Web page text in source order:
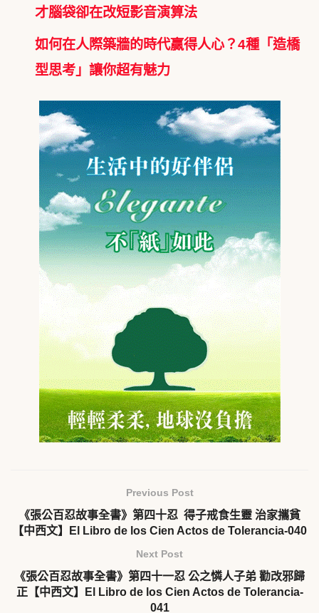
才腦袋卻在改短影音演算法
如何在人際築牆的時代贏得人心？4種「造橋
型思考」讓你超有魅力
Previous Post
《張公百忍故事全書》第四十忍 得子戒食生靈 治家攜貧
【中西文】El Libro de los Cien Actos de Tolerancia-040
Next Post
《張公百忍故事全書》第四十一忍 公之憐人子弟 勸改邪歸
正【中西文】El Libro de los Cien Actos de Tolerancia-
041